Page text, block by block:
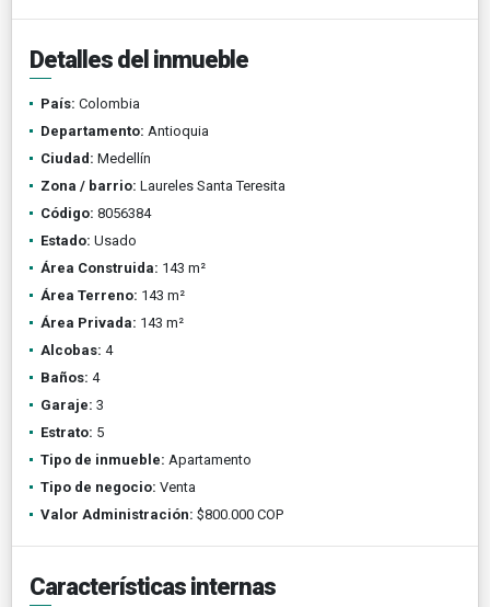
Detalles del inmueble
País: Colombia
Departamento: Antioquia
Ciudad: Medellín
Zona / barrio: Laureles Santa Teresita
Código: 8056384
Estado: Usado
Área Construida: 143 m²
Área Terreno: 143 m²
Área Privada: 143 m²
Alcobas: 4
Baños: 4
Garaje: 3
Estrato: 5
Tipo de inmueble: Apartamento
Tipo de negocio: Venta
Valor Administración: $800.000 COP
Características internas